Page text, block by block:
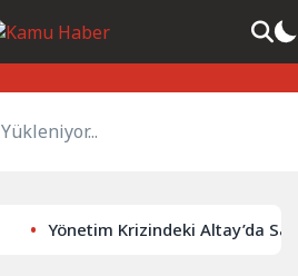
Yükleniyor...
Yönetim Krizindeki Altay’da